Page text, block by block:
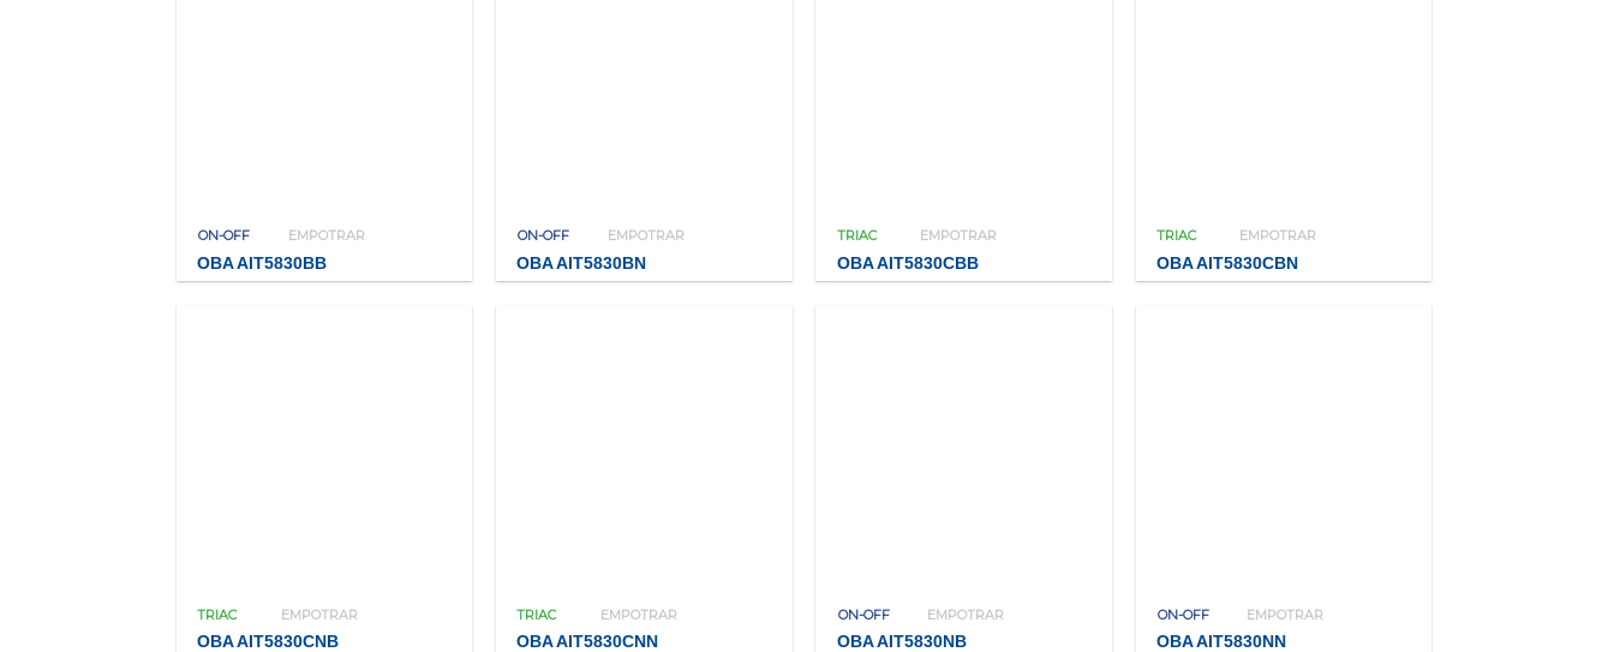
ON-OFF EMPOTRAR
OBA AIT5830BB
ON-OFF EMPOTRAR
OBA AIT5830BN
TRIAC EMPOTRAR
OBA AIT5830CBB
TRIAC EMPOTRAR
OBA AIT5830CBN
TRIAC EMPOTRAR
OBA AIT5830CNB
TRIAC EMPOTRAR
OBA AIT5830CNN
ON-OFF EMPOTRAR
OBA AIT5830NB
ON-OFF EMPOTRAR
OBA AIT5830NN